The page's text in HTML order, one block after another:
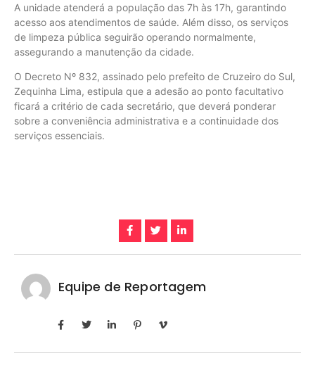
A unidade atenderá a população das 7h às 17h, garantindo
acesso aos atendimentos de saúde. Além disso, os serviços
de limpeza pública seguirão operando normalmente,
assegurando a manutenção da cidade.
O Decreto Nº 832, assinado pelo prefeito de Cruzeiro do Sul,
Zequinha Lima, estipula que a adesão ao ponto facultativo
ficará a critério de cada secretário, que deverá ponderar
sobre a conveniência administrativa e a continuidade dos
serviços essenciais.
Equipe de Reportagem